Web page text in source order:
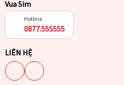
Vua Sim
Hotline
0877.555555
LIÊN HỆ